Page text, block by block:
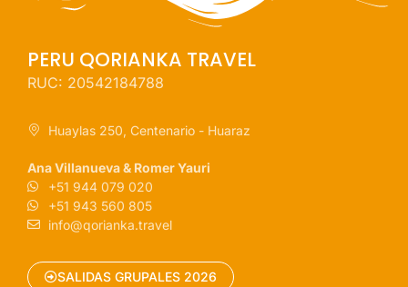
PERU QORIANKA TRAVEL
RUC: 20542184788
Huaylas 250, Centenario - Huaraz
Ana Villanueva & Romer Yauri
+51 944 079 020
+51 943 560 805
info@qorianka.travel
SALIDAS GRUPALES 2026